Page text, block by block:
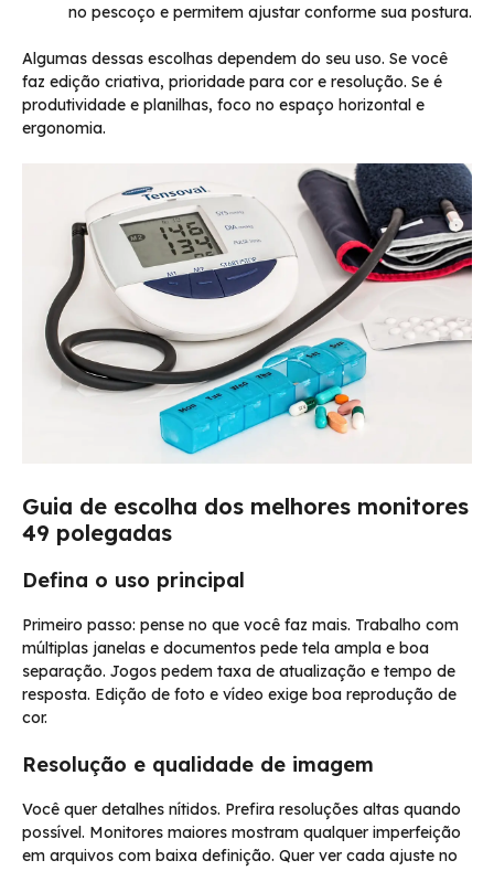
no pescoço e permitem ajustar conforme sua postura.
Algumas dessas escolhas dependem do seu uso. Se você
faz edição criativa, prioridade para cor e resolução. Se é
produtividade e planilhas, foco no espaço horizontal e
ergonomia.
Guia de escolha dos melhores monitores
49 polegadas
Defina o uso principal
Primeiro passo: pense no que você faz mais. Trabalho com
múltiplas janelas e documentos pede tela ampla e boa
separação. Jogos pedem taxa de atualização e tempo de
resposta. Edição de foto e vídeo exige boa reprodução de
cor.
Resolução e qualidade de imagem
Você quer detalhes nítidos. Prefira resoluções altas quando
possível. Monitores maiores mostram qualquer imperfeição
em arquivos com baixa definição. Quer ver cada ajuste no